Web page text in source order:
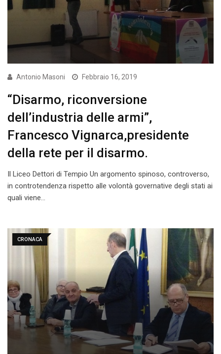
Antonio Masoni Febbraio 16, 2019
“Disarmo, riconversione
dell’industria delle armi”,
Francesco Vignarca,presidente
della rete per il disarmo.
Il Liceo Dettori di Tempio Un argomento spinoso, controverso,
in controtendenza rispetto alle volontà governative degli stati ai
quali viene…
CRONACA